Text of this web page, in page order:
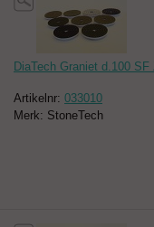
DiaTech Graniet d.100 SF
Artikelnr: 033010
Merk: StoneTech